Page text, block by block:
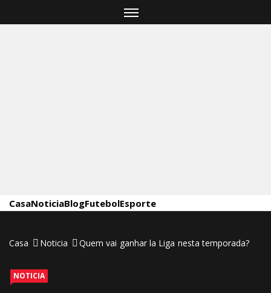
to
CasaNoticiaBlogFutebolEsporte
Casa Noticia Quem vai ganhar la Liga nesta temporada?
NOTICIA